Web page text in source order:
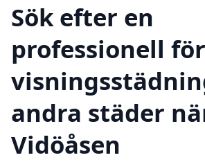
Sök efter en
professionell för
andra städer
Vidöåsen